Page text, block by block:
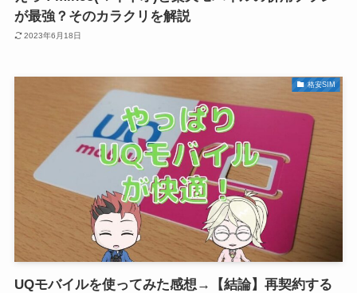
が最強？そのカラクリを解説
2023年6月18日
格安SIM
UQモバイルを使ってみた感想→【結論】再契約する